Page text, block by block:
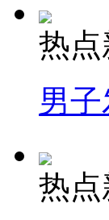
热点
男
热点